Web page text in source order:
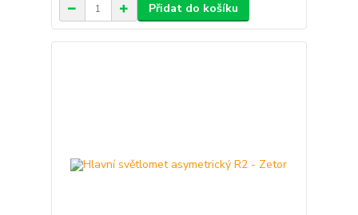
Přidat do košíku